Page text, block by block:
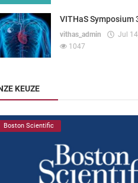
VITHaS Symposium
vithas_admin Jul
1047
KEUZE
Boston Scientific